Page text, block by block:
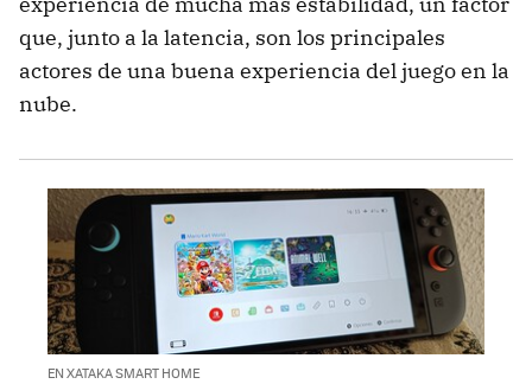
que, junto a la latencia, son los principales
actores de una buena experiencia del juego en la
nube.
EN XATAKA SMART HOME